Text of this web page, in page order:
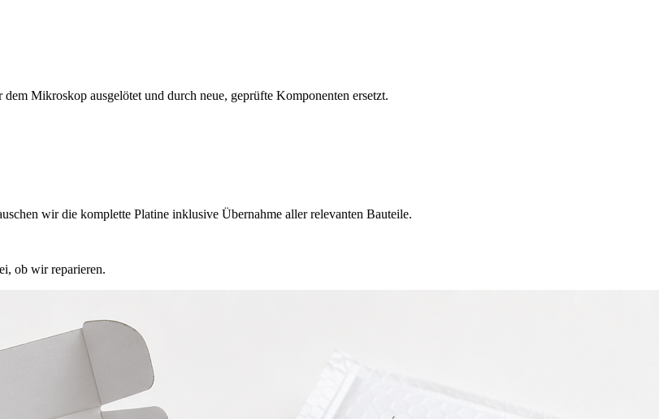
Mikroskop ausgelötet und durch neue, geprüfte Komponenten ersetzt.
wir die komplette Platine inklusive Übernahme aller relevanten Bauteile.
ob wir reparieren.